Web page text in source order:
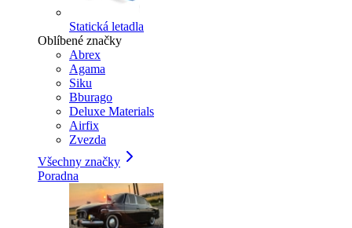
Statická letadla
Oblíbené značky
Abrex
Agama
Siku
Bburago
Deluxe Materials
Airfix
Zvezda
Všechny značky
Poradna